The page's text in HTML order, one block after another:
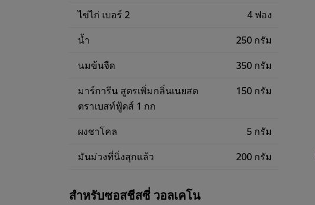
ไข่ไก่ เบอร์ 2
4 ฟอง
น้ำ
250 กรัม
นมข้นจืด
350 กรัม
มาร์การีน สูตรเพิ่มกลิ่นเนยสด
ตราเบสท์ฟู้ดส์ 1 กก
150 กรัม
ผงชาโคล
5 กรัม
มันม่วงที่นิ่งสุกแล้ว
200 กรัม
สำหรับซอสชีสซี่ วอลเคโน